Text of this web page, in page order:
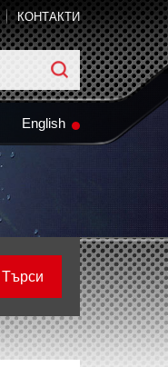
КОНТАКТИ
English